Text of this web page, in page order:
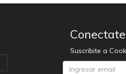
Conectate
Suscribite a